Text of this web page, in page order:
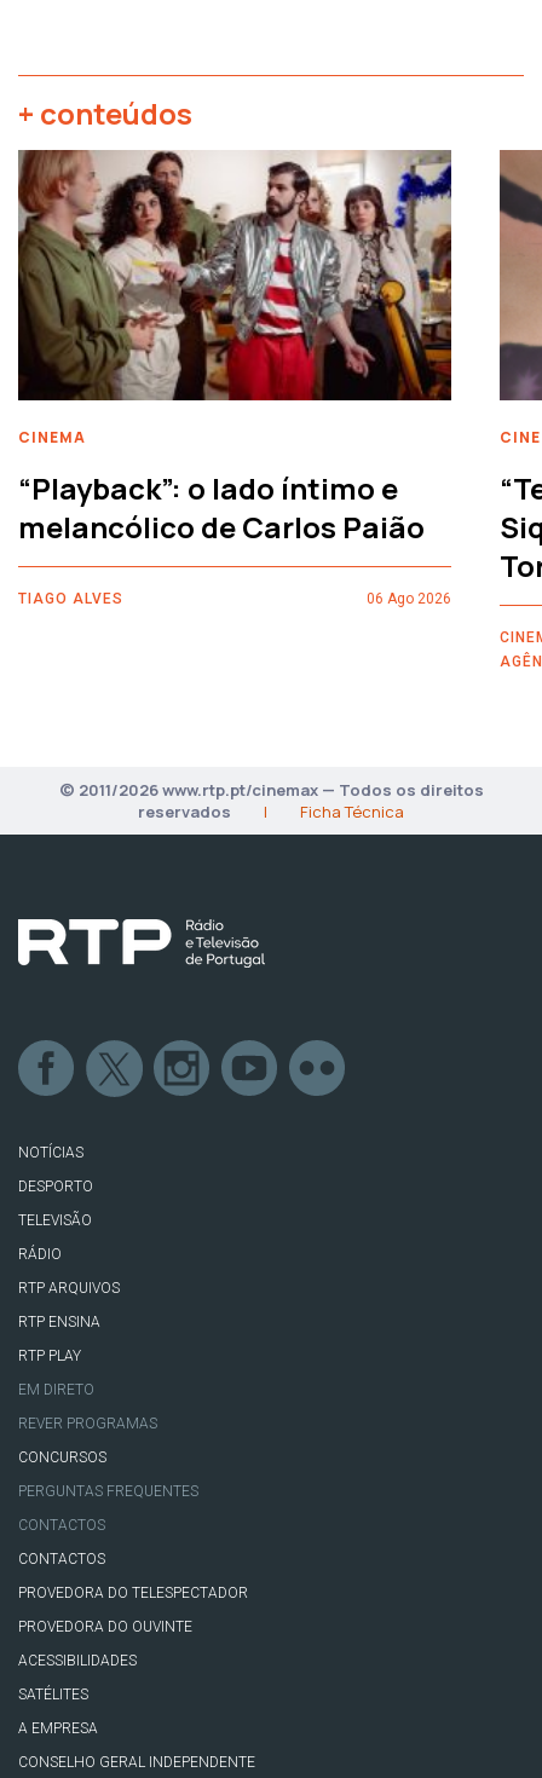
+ conteúdos
CINEMA
“Playback”: o lado íntimo e
melancólico de Carlos Paião
TIAGO ALVES 06 Ago 2026
© 2011/2026 www.rtp.pt/cinemax — Todos os direitos
reservados
| Ficha Técnica
NOTÍCIAS
DESPORTO
TELEVISÃO
RÁDIO
RTP ARQUIVOS
RTP ENSINA
RTP PLAY
EM DIRETO
REVER PROGRAMAS
CONCURSOS
PERGUNTAS FREQUENTES
CONTACTOS
CONTACTOS
PROVEDORA DO TELESPECTADOR
PROVEDORA DO OUVINTE
ACESSIBILIDADES
SATÉLITES
A EMPRESA
CONSELHO GERAL INDEPENDENTE